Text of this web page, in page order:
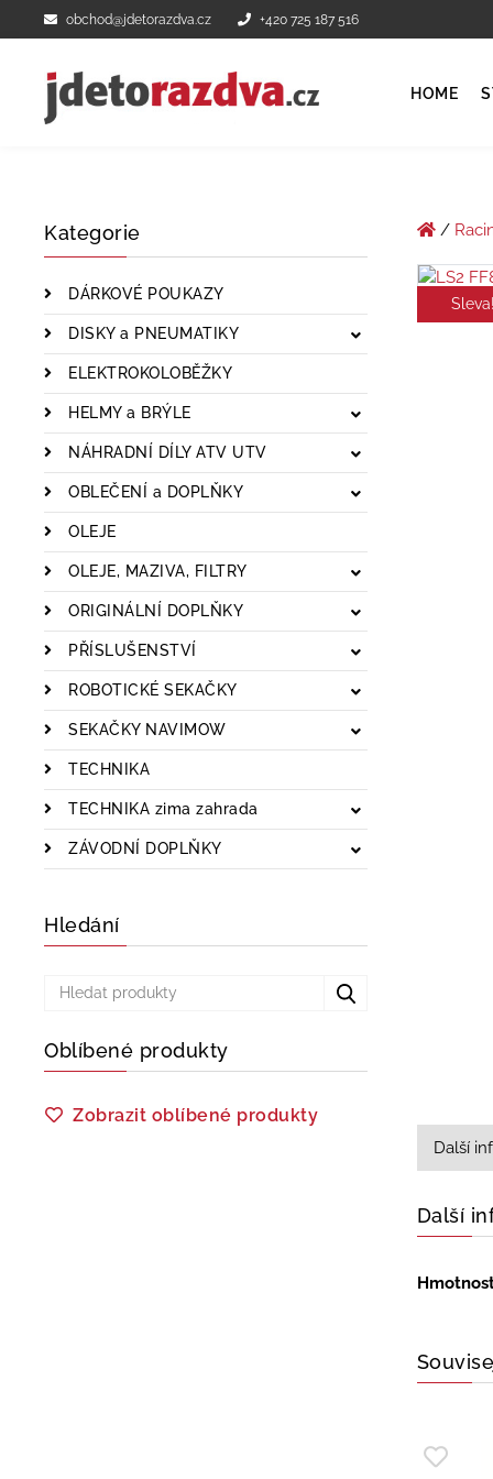
obchod@jdetorazdva.cz +420 725 187 516
HOME
Kategorie
DÁRKOVÉ POUKAZY
DISKY a PNEUMATIKY
ELEKTROKOLOBĚŽKY
HELMY a BRÝLE
NÁHRADNÍ DÍLY ATV UTV
OBLEČENÍ a DOPLŇKY
OLEJE
OLEJE, MAZIVA, FILTRY
ORIGINÁLNÍ DOPLŇKY
PŘÍSLUŠENSTVÍ
ROBOTICKÉ SEKAČKY
SEKAČKY NAVIMOW
TECHNIKA
TECHNIKA zima zahrada
ZÁVODNÍ DOPLŇKY
Hledání
Oblíbené produkty
Zobrazit oblíbené produkty
/
Sleva!
Další
Další